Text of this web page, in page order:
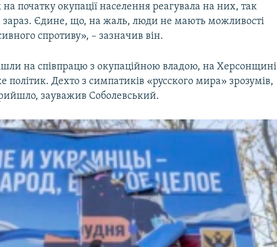
початку окупації населення реагувала на них, так
зараз. Єдине, що, на жаль, люди не мають можливості
спротиву», – зазначив він.
на співпрацю з окупаційною владою, на Херсонщині
політик. Дехто з симпатиків «русского мира» зрозумів,
зауважив Соболевський.